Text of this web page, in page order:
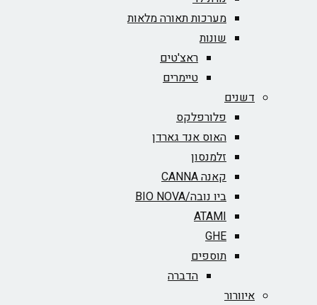
מערכות תאורה מלאות
שונות
ראצ'טים
טיימרים
דשנים
פלורפלקס
האוס אנד גארדן
זלמנסון
קאנה CANNA
ביו נובה/BIO NOVA‏
ATAMI
GHE
תוספים
הדברה
איוורור